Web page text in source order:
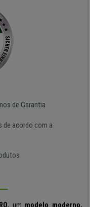
de Garantia
de acordo com a
, um modelo moderno,